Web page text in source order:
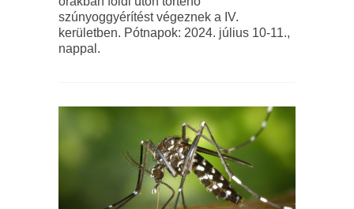
szúnyoggyérítést végeznek a IV.
kerületben. Pótnapok: 2024. július 10-11.,
nappal.